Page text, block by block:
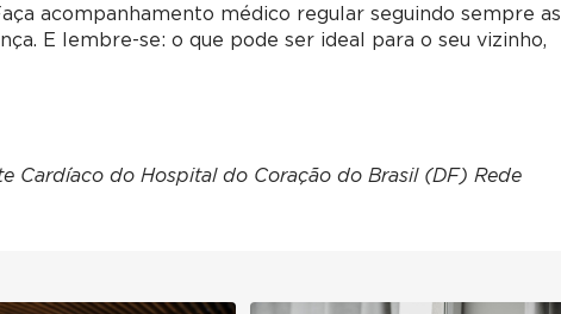
acompanhamento médico regular seguindo sempre as
E lembre-se: o que pode ser ideal para o seu vizinho,
Cardíaco do Hospital do Coração do Brasil (DF) Rede